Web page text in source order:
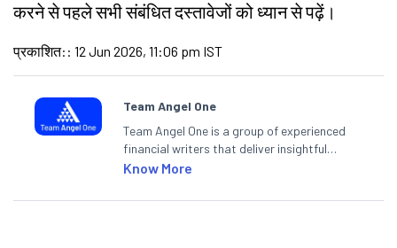
करने से पहले सभी संबंधित दस्तावेजों को ध्यान से पढ़ें।
प्रकाशित: : 12 Jun 2026, 11:06 pm IST
Team Angel One
Team Angel One is a group of experienced
financial writers that deliver insightful
articles on the stock market, IPO, economy,
categories.
Know More